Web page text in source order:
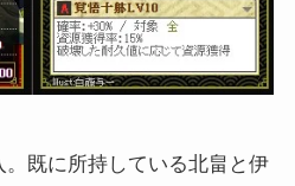
既に所持している北畠と伊